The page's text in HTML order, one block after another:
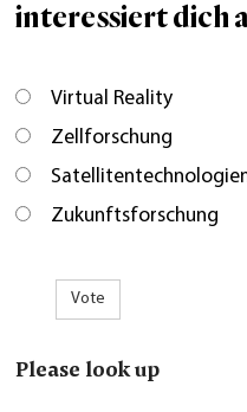
interessiert dich
Virtual Reality
Zellforschung
Zukunftsforschung
Vote
Please look up